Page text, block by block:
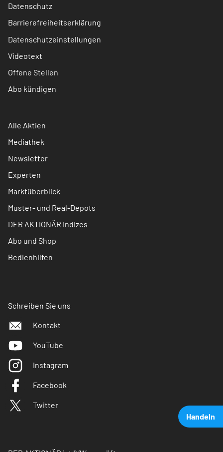
Handeln
Datenschutz
Barrierefreiheitserklärung
Datenschutzeinstellungen
Videotext
Offene Stellen
Abo kündigen
Alle Aktien
Mediathek
Newsletter
Experten
Marktüberblick
Muster- und Real-Depots
DER AKTIONÄR Indizes
Abo und Shop
Bedienhilfen
Schreiben Sie uns
Kontakt
YouTube
Instagram
Facebook
Twitter